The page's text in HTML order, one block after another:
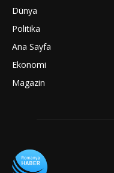
Dünya
Politika
Ana Sayfa
Ekonomi
Magazin